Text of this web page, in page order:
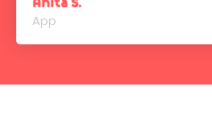
Anita S.
App